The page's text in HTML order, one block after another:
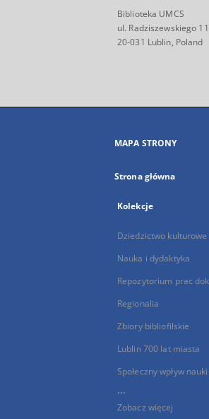
Biblioteka UMCS
ul. Radziszewskiego 11
20-031 Lublin, Poland
MAPA STRONY
Strona główna
Kolekcje
Dziedzictwo kulturowe
Nauka i dydaktyka
Repozytorium prac
Regionalia
Zbiory bibliofilskie
Lublin 700 lat miasta
Społeczny wpływ nauki
...
Zobacz więcej